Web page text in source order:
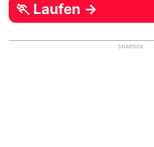
🏃 Laufen →
SNAPDOX